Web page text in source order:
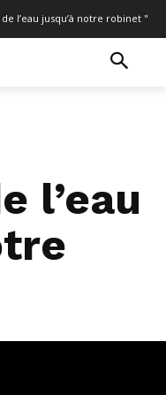
l’eau jusqu’à notre robinet "
l’eau